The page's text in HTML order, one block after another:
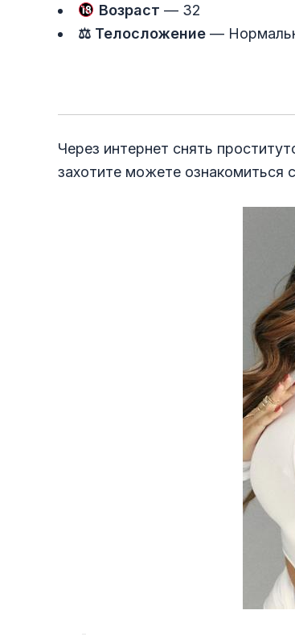
Возраст — 32
⚖ Телосложение —
Через интернет снять
захотите можете ознакомиться